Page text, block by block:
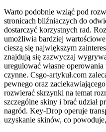
Warto podobnie wziąć pod
stronicach bliźniaczych do
dostarczyć korzystnych rad.
umożliwia bardziej
cieszą się największym
znajdują się zazwyczaj
uregulować własne
czynne. Csgo-artykuł.com
pewnego oraz
rozwierać skrzynki na temat
szczególne skiny i brać udział
nagród. Key-Drop operuje
uzyskanie skinów, co